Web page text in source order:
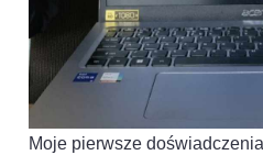
Moje pierwsze